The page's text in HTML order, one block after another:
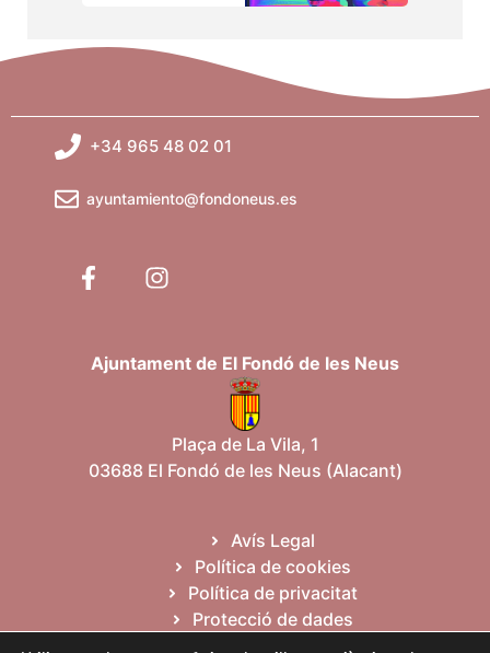
+34 965 48 02 01
ayuntamiento@fondoneus.es
Ajuntament de El Fondó de les Neus
Plaça de La Vila, 1
03688 El Fondó de les Neus (Alacant)
Avís Legal
Política de cookies
Política de privacitat
Protecció de dades